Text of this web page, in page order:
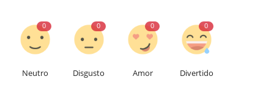
0
Neutro
0
Disgusto
0
Amor
0
Divertido